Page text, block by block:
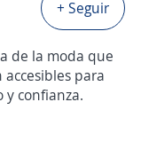
+ Seguir
de la moda que
para
confianza.